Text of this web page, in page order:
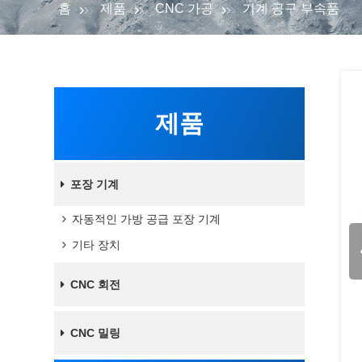
홈 제품 CNC 가공 기계 공구 부속품
제품
포장 기계
자동적인 가방 공급 포장 기계
기타 장치
CNC 회전
CNC 밀링